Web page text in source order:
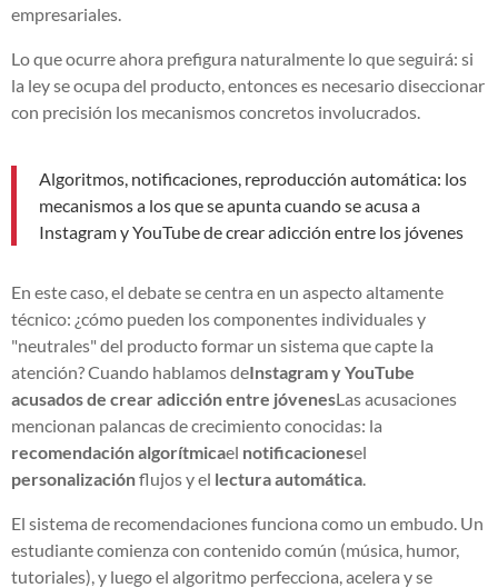
empresariales.
Lo que ocurre ahora prefigura naturalmente lo que seguirá: si
la ley se ocupa del producto, entonces es necesario diseccionar
con precisión los mecanismos concretos involucrados.
Algoritmos, notificaciones, reproducción automática: los
mecanismos a los que se apunta cuando se acusa a
Instagram y YouTube de crear adicción entre los jóvenes
En este caso, el debate se centra en un aspecto altamente
técnico: ¿cómo pueden los componentes individuales y
"neutrales" del producto formar un sistema que capte la
atención? Cuando hablamos deInstagram y YouTube
acusados de crear adicción entre jóvenesLas acusaciones
mencionan palancas de crecimiento conocidas: la
recomendación algorítmicael notificacionesel
personalizaciónflujos y el lectura automática
El sistema de recomendaciones funciona como un embudo. Un
estudiante comienza con contenido común (música, humor,
tutoriales), y luego el algoritmo perfecciona, acelera y se